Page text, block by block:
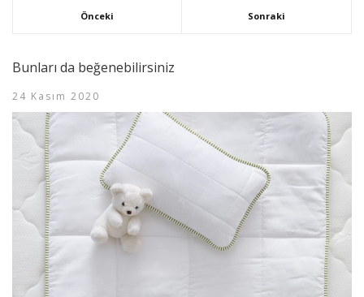
Önceki Sonraki
Bunları da beğenebilirsiniz
24 Kasım 2020